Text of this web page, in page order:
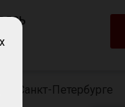
в Санкт-Петербурге